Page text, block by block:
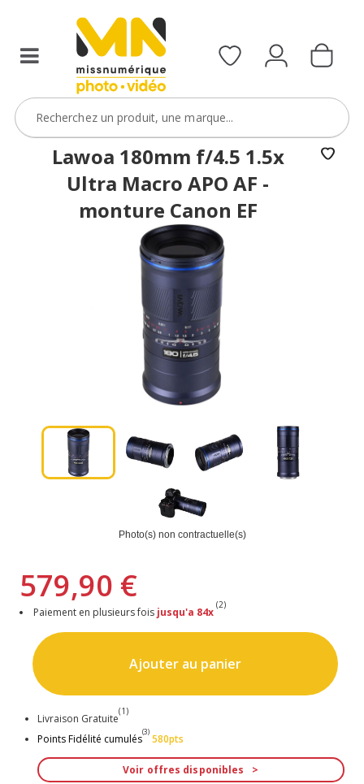
le
ObjectifFiltre5
VOIR L'OFFRE
Lawoa 180mm f/4.5 1.5x
Ultra Macro APO AF -
monture Canon EF
Photo(s) non contractuelle(s)
579,90 €
Paiement en plusieurs fois jusqu'a 84x
(2)
Ajouter au panier
Livraison Gratuite
(1)
Points Fidélité cumulés
(3)
580pts
Voir offres disponibles